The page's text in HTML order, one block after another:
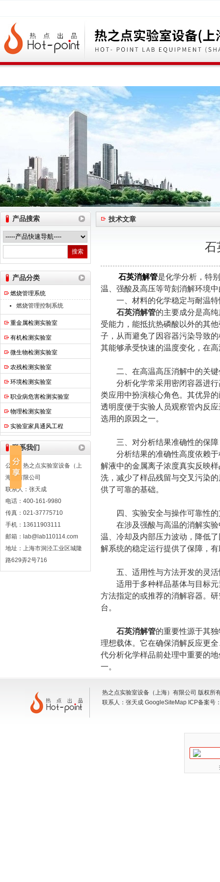
热之点实验室设备（上海）有限公司
产品搜索
产品分类
燃烧管理系统
燃烧管理控制系统
重金属检测实验室
有机检测实验室
微生物检测实验室
农残检测实验室
环境检测实验室
职业病危害检测实验室
物理检测实验室
实验室家具通风工程
联系我们
公司：热之点实验室设备（上
海）有限公司
联系人：张天成
电话：400-161-9980
传真：021-37775710
手机：13611903111
邮箱：lab@lab110114.com
地址：上海市洞泾工业区城隆
路629弄2号716
技术文章
石
石英消解管是化学分析，特
温、强酸及高压等苛刻消解环境
一、材料的化学稳定与耐温特
石英消解管的主要成分是高
受能力，能抵抗热磷酸以外的其
子，从而避免了因容器污染导致
其能够承受快速的温度变化，在
二、在高温高压消解中的关键
分析化学常采用密闭容器进行
类应用中扮演核心角色。其优异
透明度便于实验人员观察管内反
选用的原因之一。
三、对分析结果准确性的保障
分析结果的准确性高度依赖于
解液中的金属离子浓度真实反映
洗，减少了样品残留与交叉污染
供了可靠的基础。
四、实验安全与操作可靠性的
在涉及强酸与高温的消解实验
温、冷却及内部压力波动，降低
解系统的稳定运行提供了保障，
五、适用性与方法开发的灵活
适用于多种样品基体与目标元
方法指定的或推荐的消解容器。
台。
石英消解管的重要性源于其
理想载体。它在确保消解反应更
代分析化学样品前处理中重要的
一。
热之点实验室设备（上海）有限公司 版权
联系人：张天成 GoogleSiteMap ICP备案号